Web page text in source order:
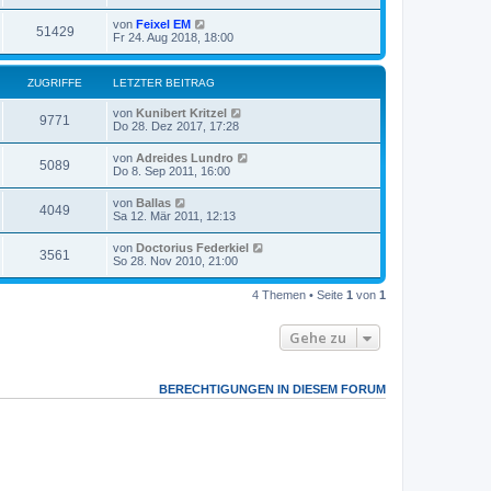
51429 von Feixel EM
Fr 24. Aug 2018, 18:00
ZUGRIFFE LETZTER BEITRAG
9771 von Kunibert Kritzel
Do 28. Dez 2017, 17:28
5089 von Adreides Lundro
Do 8. Sep 2011, 16:00
4049 von Ballas
Sa 12. Mär 2011, 12:13
3561 von Doctorius Federkiel
So 28. Nov 2010, 21:00
4 Themen • Seite 1 von 1
Gehe zu
BERECHTIGUNGEN IN DIESEM FORUM